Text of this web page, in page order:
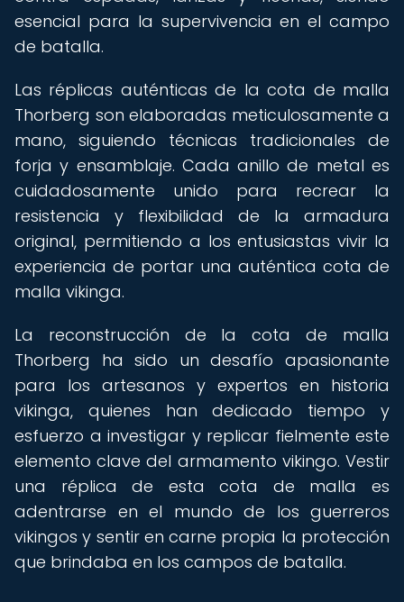
esencial para la supervivencia en el campo
de batalla.
Las réplicas auténticas de la cota de malla
Thorberg son elaboradas meticulosamente a
mano, siguiendo técnicas tradicionales de
forja y ensamblaje. Cada anillo de metal es
cuidadosamente unido para recrear la
resistencia y flexibilidad de la armadura
original, permitiendo a los entusiastas vivir la
experiencia de portar una auténtica cota de
malla vikinga.
La reconstrucción de la cota de malla
Thorberg ha sido un desafío apasionante
para los artesanos y expertos en historia
vikinga, quienes han dedicado tiempo y
esfuerzo a investigar y replicar fielmente este
elemento clave del armamento vikingo. Vestir
una réplica de esta cota de malla es
adentrarse en el mundo de los guerreros
vikingos y sentir en carne propia la protección
que brindaba en los campos de batalla.